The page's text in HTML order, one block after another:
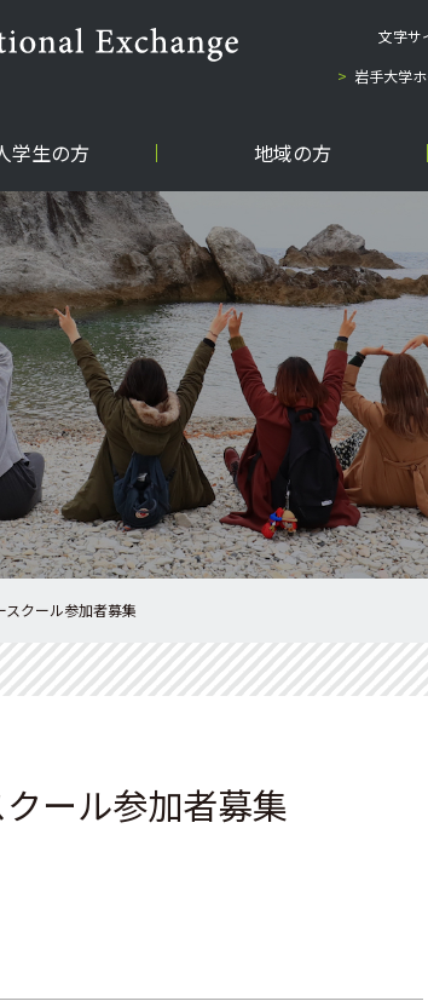
文字サ
岩手大学
学生の方 地域の方
スクール参加者募集
ール参加者募集